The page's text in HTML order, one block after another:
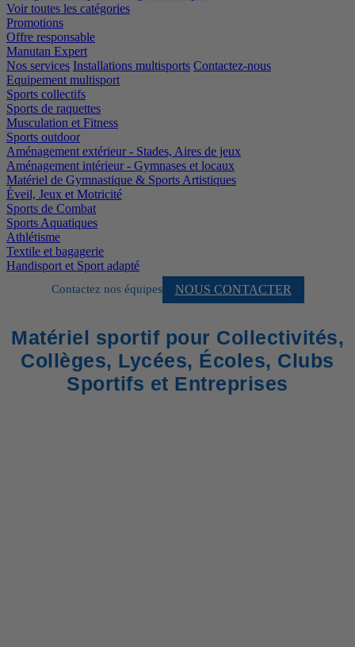
Voir toutes les catégories
Promotions
Offre responsable
Manutan Expert
Nos services Installations multisports Contactez-nous
Equipement multisport
Sports collectifs
Sports de raquettes
Musculation et Fitness
Sports outdoor
Aménagement extérieur - Stades, Aires de jeux
Aménagement intérieur - Gymnases et locaux
Matériel de Gymnastique & Sports Artistiques
Éveil, Jeux et Motricité
Sports de Combat
Sports Aquatiques
Athlétisme
Textile et bagagerie
Handisport et Sport adapté
Contactez nos équipes NOUS CONTACTER
Matériel sportif pour Collectivités,
Collèges, Lycées, Écoles, Clubs
Sportifs et Entreprises